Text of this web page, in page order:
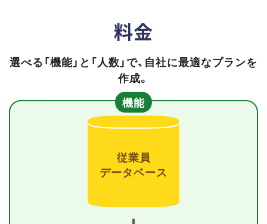
料金
選べる「機能」と「人数」で、自社に最適なプランを
作成。
機能
従業員
データベース